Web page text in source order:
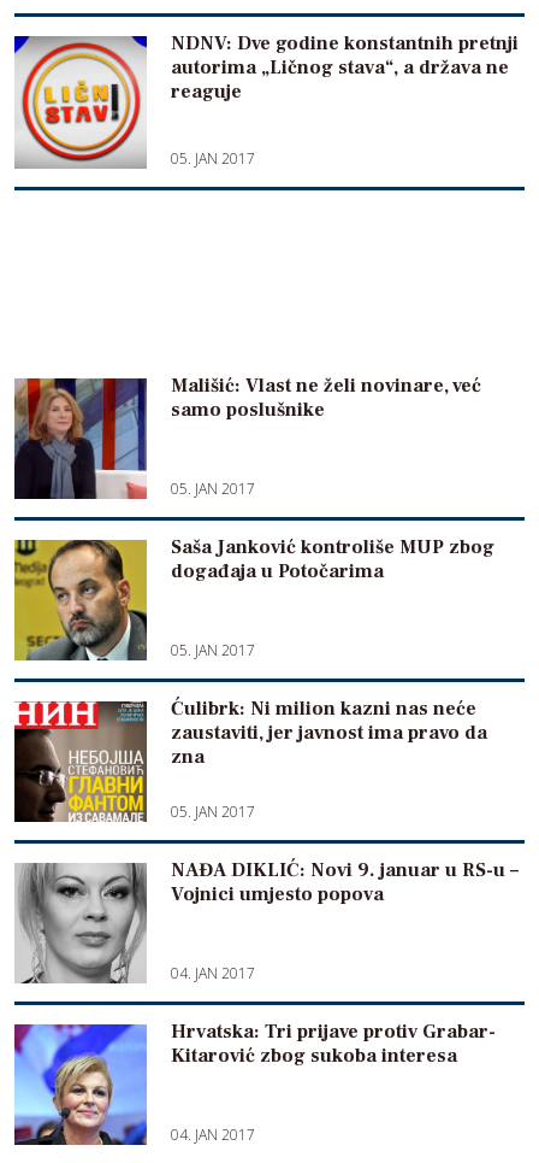
NDNV: Dve godine konstantnih pretnji
autorima „Ličnog stava“, a država ne
reaguje
05. JAN 2017
Mališić: Vlast ne želi novinare, već
samo poslušnike
05. JAN 2017
Saša Janković kontroliše MUP zbog
događaja u Potočarima
05. JAN 2017
Ćulibrk: Ni milion kazni nas neće
zaustaviti, jer javnost ima pravo da
zna
05. JAN 2017
NAĐA DIKLIĆ: Novi 9. januar u RS-u –
Vojnici umjesto popova
04. JAN 2017
Hrvatska: Tri prijave protiv Grabar-
Kitarović zbog sukoba interesa
04. JAN 2017